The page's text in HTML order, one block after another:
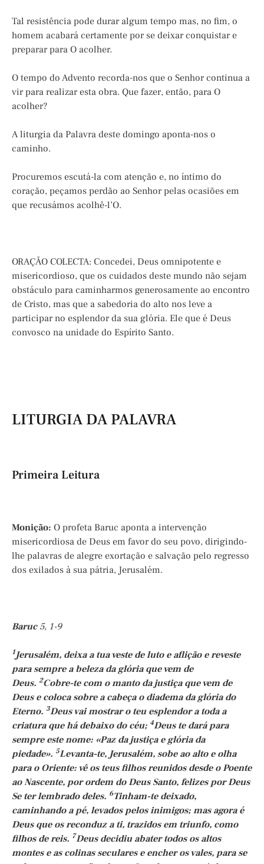
Tal resistência pode durar algum tempo mas, no fim, o
homem acabará certamente por se deixar conquistar e
preparar para O acolher.
O tempo do Advento recorda-nos que o Senhor continua a
vir para realizar esta obra. Que fazer, então, para O
acolher?
A liturgia da Palavra deste domingo aponta-nos o
caminho.
Procuremos escutá-la com atenção e, no íntimo do
coração, peçamos perdão ao Senhor pelas ocasiões em
que recusámos acolhê-l’O.
ORAÇÃO COLECTA: Concedei, Deus omnipotente e
misericordioso, que os cuidados deste mundo não sejam
obstáculo para caminharmos generosamente ao encontro
de Cristo, mas que a sabedoria do alto nos leve a
participar no esplendor da sua glória. Ele que é Deus
convosco na unidade do Espírito Santo.
LITURGIA DA PALAVRA
Primeira Leitura
Monição: O profeta Baruc aponta a intervenção
misericordiosa de Deus em favor do seu povo, dirigindo-
lhe palavras de alegre exortação e salvação pelo regresso
dos exilados à sua pátria, Jerusalém.
Baruc5, 1-9
1Jerusalém, deixa a tua veste de luto e aflição e reveste
para sempre a beleza da glória que vem de
Deus. 2Cobre-te com o manto da justiça que vem de
Deus e coloca sobre a cabeça o diadema da glória do
Eterno. 3Deus vai mostrar o teu esplendor a toda a
criatura que há debaixo do céu; 4Deus te dará para
sempre este nome: «Paz da justiça e glória da
piedade». 5Levanta-te, Jerusalém, sobe ao alto e olha
para o Oriente: vê os teus filhos reunidos desde o Poente
ao Nascente, por ordem do Deus Santo, felizes por Deus
Se ter lembrado deles. 6Tinham-te deixado,
caminhando a pé, levados pelos inimigos; mas agora é
Deus que os reconduz a ti, trazidos em triunfo, como
filhos de reis. 7Deus decidiu abater todos os altos
montes e as colinas seculares e encher os vales, para se